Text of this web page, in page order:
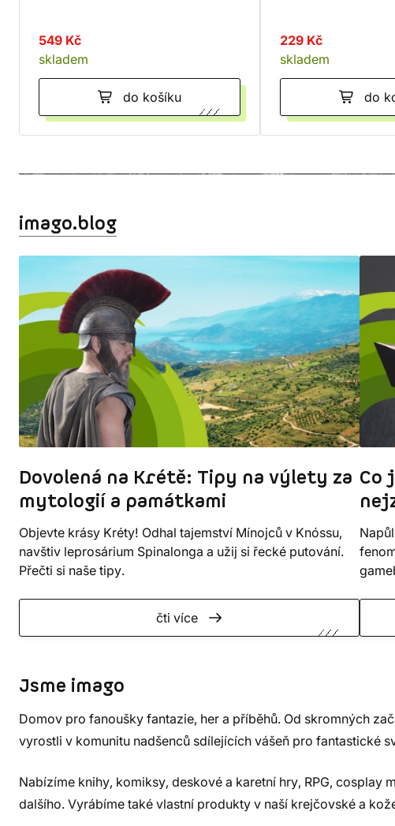
549 Kč
skladem
do košíku
229 Kč
skladem
do
imago.blog
Dovolená na Krétě: Tipy na výlety za
mytologií a památkami
Objevte krásy Kréty! Odhal tajemství Mínojců v Knóssu,
navštiv leprosárium Spinalonga a užij si řecké putování.
Přečti si naše tipy.
čti více
Co
Jsme imago
Domov pro fanoušky fantazie, her a příběhů. Od skromných
vyrostli v komunitu nadšenců sdílejících vášeň pro fantastické
Nabízíme knihy, komiksy, deskové a karetní hry, RPG, cosplay
dalšího. Vyrábíme také vlastní produkty v naší krejčovské a